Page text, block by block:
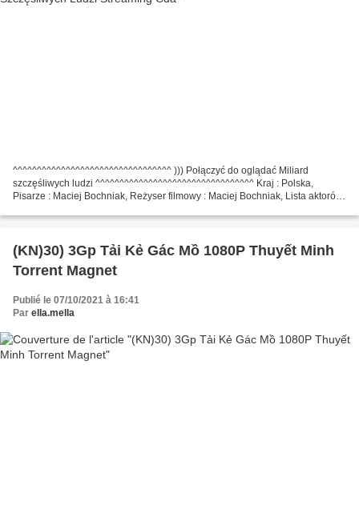
^^^^^^^^^^^^^^^^^^^^^^^^^^^^^^^^^ ))) Połączyć do oglądać Miliard
szczęśliwych ludzi ^^^^^^^^^^^^^^^^^^^^^^^^^^^^^^^^^ Kraj : Polska,
Pisarze : Maciej Bochniak, Reżyser filmowy : Maciej Bochniak, Lista aktorów:
(KN)30) 3Gp Tải Kẻ Gác Mồ 1080P Thuyết Minh
Torrent Magnet
Publié le 07/10/2021 à 16:41
Par ella.mella